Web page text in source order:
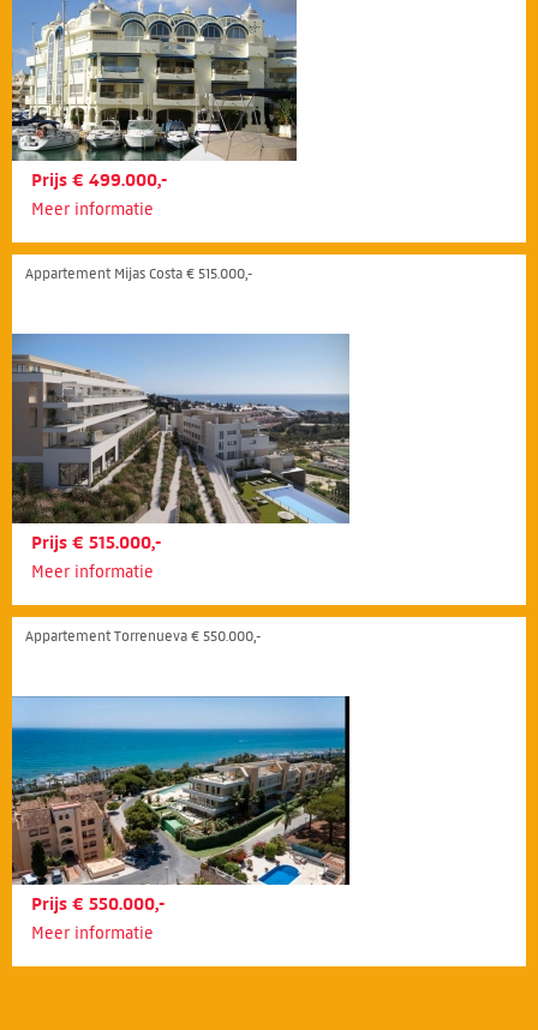
Prijs € 499.000,-
Meer informatie
Appartement Mijas Costa € 515.000,-
Prijs € 515.000,-
Meer informatie
Appartement Torrenueva € 550.000,-
Prijs € 550.000,-
Meer informatie